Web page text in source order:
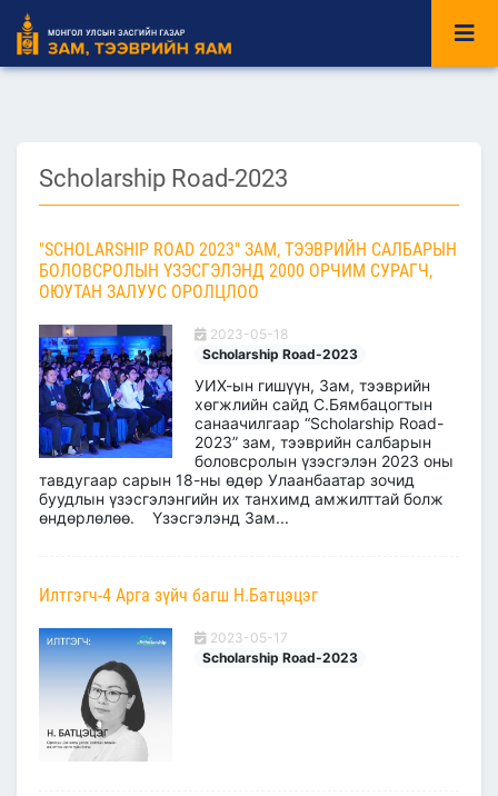
Scholarship Road-2023
"SCHOLARSHIP ROAD 2023" ЗАМ, ТЭЭВРИЙН САЛБАРЫН
БОЛОВСРОЛЫН ҮЗЭСГЭЛЭНД 2000 ОРЧИМ СУРАГЧ,
ОЮУТАН ЗАЛУУС ОРОЛЦЛОО
2023-05-18
Scholarship Road-2023
УИХ-ын гишүүн, Зам, тээврийн
хөгжлийн сайд С.Бямбацогтын
санаачилгаар “Scholarship Road-
2023” зам, тээврийн салбарын
боловсролын үзэсгэлэн 2023 оны
тавдугаар сарын 18-ны өдөр Улаанбаатар зочид
буудлын үзэсгэлэнгийн их танхимд амжилттай болж
өндөрлөлөө. Үзэсгэлэнд Зам...
Илтгэгч-4 Арга зүйч багш Н.Батцэцэг
2023-05-17
Scholarship Road-2023